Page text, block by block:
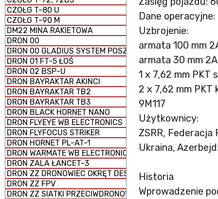
CZOŁG T-80 U
CZOŁG T-90 M
DM22 MINA RAKIETOWA
DRON 00
DRON 00 GLADIUS SYSTEM POSZUKIWAWCZO-
DRON 01 FT-5 ŁOŚ
DRON 02 BSP-U
DRON BAYRAKTAR AKINCI
DRON BAYRAKTAR TB2
DRON BAYRAKTAR TB3
DRON BLACK HORNET NANO
DRON FLYEYE WB ELECTRONICS
DRON FLYFOCUS STRIKER
DRON HORNET PL-AT-1
DRON WARMATE WB ELECTRONICS
DRON ZALA ŁANCET-3
DRON ZZ DRONOWIEC OKRĘT DESANTOWY
DRON ZZ FPV
DRON ZZ SIATKI PRZECIWDRONOWE (antydronowe)
Dane operacyjne:
Uzbrojenie:
armata 100 mm
armata 30 mm
1 x 7,62 mm PKT
2 x 7,62 mm PKT
9M117
Użytkownicy:
ZSRR,
Ukraina,
Historia
Wprowadzenie